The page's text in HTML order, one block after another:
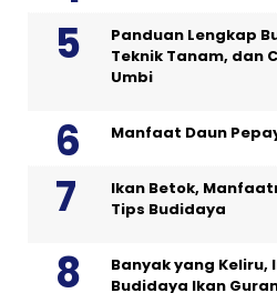
Panduan Lengkap
Teknik Tanam, dan
Umbi
Manfaat Daun
Ikan Betok,
Tips Budidaya
Banyak yang
Budidaya Ikan